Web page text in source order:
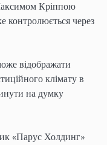
Кріппою
контролюється через
відображати
клімату в
на думку
«Парус Холдинг»